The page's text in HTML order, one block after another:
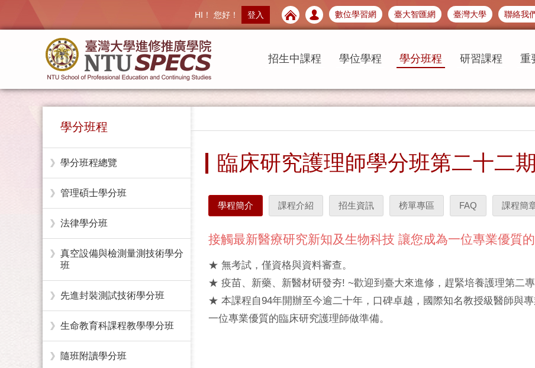
數位學習網 臺大智匯網 臺灣大學 聯絡我
HI！ 您好！ 登入
招生中課程 學位學程 學分班程 研習課程 重
學分班程
學分班程總覽
管理碩士學分班
法律學分班
真空設備與檢測量測技術學分
班
先進封裝測試技術學分班
生命教育科課程教學學分班
隨班附讀學分班
臨床研究護理師學分班第二十二期
學程簡介 課程介紹 招生資訊 榜單專區 FAQ 課程簡
接觸最新醫療研究新知及生物科技 讓您成為一位專業優質
★ 無考試，僅資格與資料審查。
★ 疫苗、新藥、新醫材研發夯! ~歡迎到臺大來進修，趕緊培養護理第二
★ 本課程自94年開辦至今逾二十年，口碑卓越，國際知名教授級醫師與
一位專業優質的臨床研究護理師做準備。